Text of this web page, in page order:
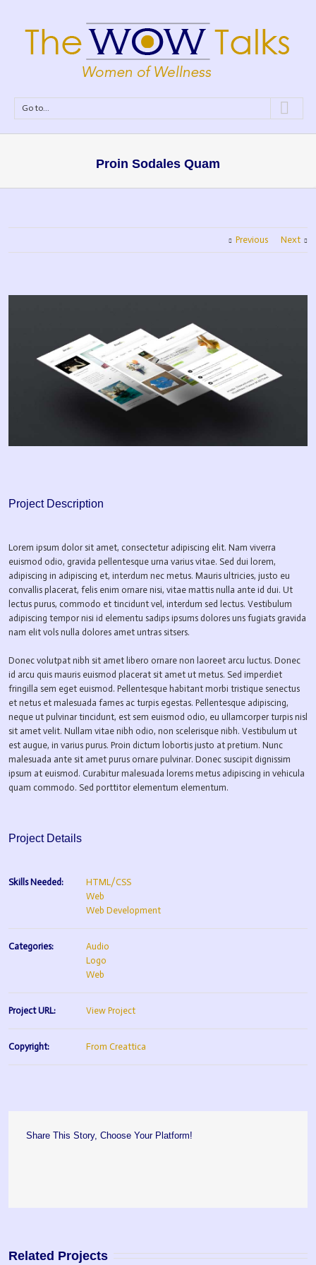
Go to...
Proin Sodales Quam
Previous Next
Project Description
Lorem ipsum dolor sit amet, consectetur adipiscing elit. Nam viverra
euismod odio, gravida pellentesque urna varius vitae. Sed dui lorem,
adipiscing in adipiscing et, interdum nec metus. Mauris ultricies, justo eu
convallis placerat, felis enim ornare nisi, vitae mattis nulla ante id dui. Ut
lectus purus, commodo et tincidunt vel, interdum sed lectus. Vestibulum
adipiscing tempor nisi id elementu sadips ipsums dolores uns fugiats gravida
nam elit vols nulla dolores amet untras sitsers.
Donec volutpat nibh sit amet libero ornare non laoreet arcu luctus. Donec
id arcu quis mauris euismod placerat sit amet ut metus. Sed imperdiet
fringilla sem eget euismod. Pellentesque habitant morbi tristique senectus
et netus et malesuada fames ac turpis egestas. Pellentesque adipiscing,
neque ut pulvinar tincidunt, est sem euismod odio, eu ullamcorper turpis nisl
sit amet velit. Nullam vitae nibh odio, non scelerisque nibh. Vestibulum ut
est augue, in varius purus. Proin dictum lobortis justo at pretium. Nunc
malesuada ante sit amet purus ornare pulvinar. Donec suscipit dignissim
ipsum at euismod. Curabitur malesuada lorems metus adipiscing in vehicula
quam commodo. Sed porttitor elementum elementum.
Project Details
Skills Needed:
HTML/CSS
Web
Web Development
Categories:
Audio
Logo
Web
Project URL: View Project
Copyright: From Creattica
Share This Story, Choose Your Platform!
Related Projects